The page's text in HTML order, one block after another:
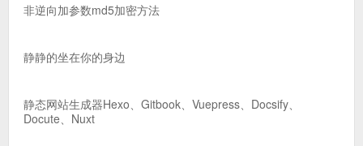
非逆向加参数md5加密方法
静静的坐在你的身边
静态网站生成器Hexo、Gitbook、Vuepress、Docsify、
Docute、Nuxt